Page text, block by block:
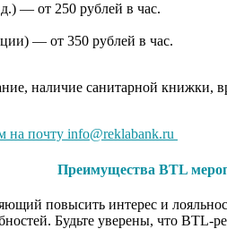
— от 250 рублей в час.
— от 350 рублей в час.
наличие санитарной
на почту info@reklabank.ru
Преимущества BTL
повысить интерес и
Будьте уверены, что